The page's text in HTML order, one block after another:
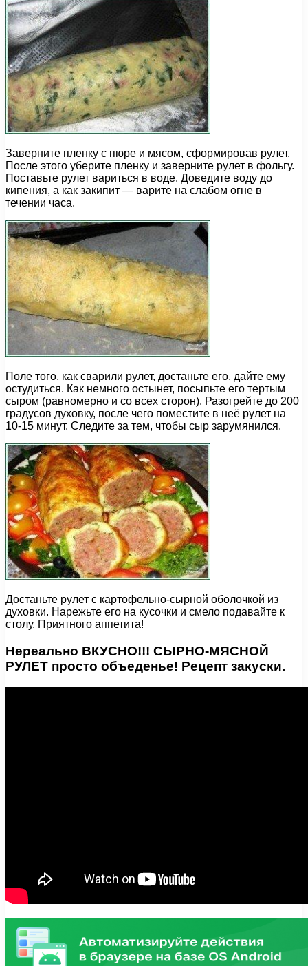
Заверните пленку с пюре и мясом, сформировав рулет.
После этого уберите пленку и заверните рулет в фольгу.
Поставьте рулет вариться в воде. Доведите воду до
кипения, а как закипит — варите на слабом огне в
течении часа.
Поле того, как сварили рулет, достаньте его, дайте ему
остудиться. Как немного остынет, посыпьте его тертым
сыром (равномерно и со всех сторон). Разогрейте до 200
градусов духовку, после чего поместите в неё рулет на
10-15 минут. Следите за тем, чтобы сыр зарумянился.
Достаньте рулет с картофельно-сырной оболочкой из
духовки. Нарежьте его на кусочки и смело подавайте к
столу. Приятного аппетита!
Нереально ВКУСНО!!! СЫРНО-МЯСНОЙ
РУЛЕТ просто объеденье! Рецепт закуски.